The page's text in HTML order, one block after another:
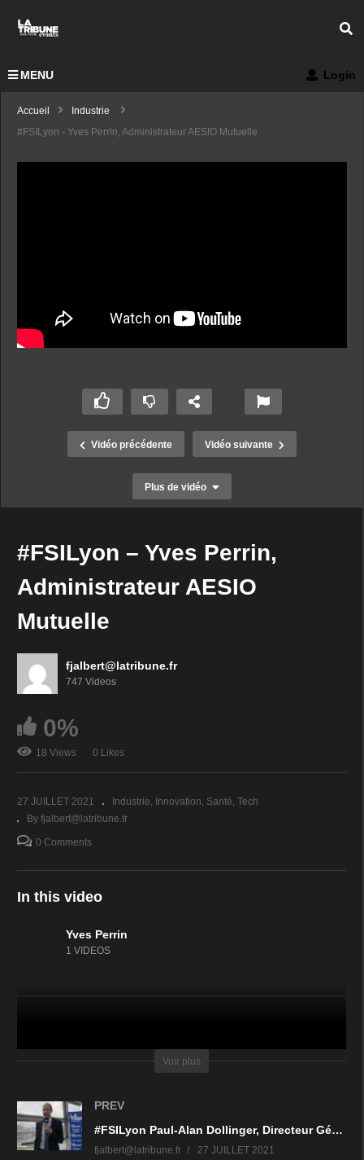
MENU Login
Accueil
Industrie
#FSILyon - Yves Perrin, Administrateur AESIO Mutuelle
Vidéo précédente Vidéo suivante
Plus de vidéo
#ReAix2019 Interview de Fadila BAKRAR –
Chargée de mission MARSEILLE INNOVATION
#FSILyon – Yves Perrin,
Administrateur AESIO
Mutuelle
fjalbert@latribune.fr
747 Videos
0%
18 Views 0 Likes
27 JUILLET 2021 Industrie Innovation Santé Tech
By fjalbert@latribune.fr
0 Comments
In this video
Yves Perrin
1 VIDEOS
Voir plus
PREV
#FSILyon Paul-Alan Dollinger, Directeur Général Délégué at Sanofi Pasteur SA
fjalbert@latribune.fr 27 JUILLET 2021